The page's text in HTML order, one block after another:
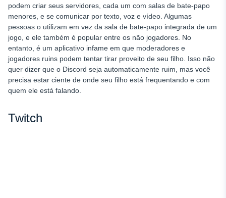
podem criar seus servidores, cada um com salas de bate-papo
menores, e se comunicar por texto, voz e vídeo. Algumas
pessoas o utilizam em vez da sala de bate-papo integrada de um
jogo, e ele também é popular entre os não jogadores. No
entanto, é um aplicativo infame em que moderadores e
jogadores ruins podem tentar tirar proveito de seu filho. Isso não
quer dizer que o Discord seja automaticamente ruim, mas você
precisa estar ciente de onde seu filho está frequentando e com
quem ele está falando.
Twitch